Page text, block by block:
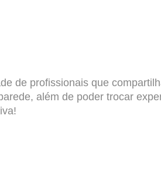
de profissionais que
além de poder trocar